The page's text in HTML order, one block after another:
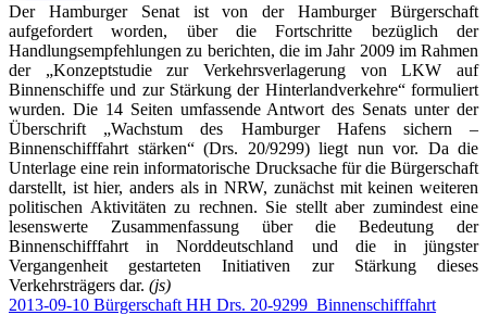
Der Hamburger Senat ist von der Hamburger Bürgerschaft
aufgefordert worden, über die Fortschritte bezüglich der
Handlungsempfehlungen zu berichten, die im Jahr 2009 im Rahmen
der „Konzeptstudie zur Verkehrsverlagerung von LKW auf
Binnenschiffe und zur Stärkung der Hinterlandverkehre“ formuliert
wurden. Die 14 Seiten umfassende Antwort des Senats unter der
Überschrift „Wachstum des Hamburger Hafens sichern –
Binnenschifffahrt stärken“ (Drs. 20/9299) liegt nun vor. Da die
Unterlage eine rein informatorische Drucksache für die Bürgerschaft
darstellt, ist hier, anders als in NRW, zunächst mit keinen weiteren
politischen Aktivitäten zu rechnen. Sie stellt aber zumindest eine
lesenswerte Zusammenfassung über die Bedeutung der
Binnenschifffahrt in Norddeutschland und die in jüngster
Vergangenheit gestarteten Initiativen zur Stärkung dieses
Verkehrsträgers dar. (js)
2013-09-10 Bürgerschaft HH Drs. 20-9299_Binnenschifffahrt